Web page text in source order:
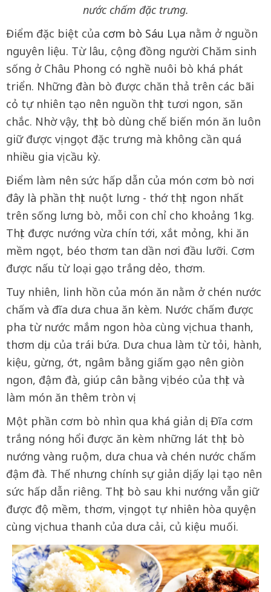
nước chấm đặc trưng.
Điểm đặc biệt của cơm bò Sáu Lụa nằm ở nguồn
nguyên liệu. Từ lâu, cộng đồng người Chăm sinh
sống ở Châu Phong có nghề nuôi bò khá phát
triển. Những đàn bò được chăn thả trên các bãi
cỏ tự nhiên tạo nên nguồn thịt tươi ngon, săn
chắc. Nhờ vậy, thịt bò dùng chế biến món ăn luôn
giữ được vị ngọt đặc trưng mà không cần quá
nhiều gia vị cầu kỳ.
Điểm làm nên sức hấp dẫn của món cơm bò nơi
đây là phần thịt nuột lưng - thớ thịt ngon nhất
trên sống lưng bò, mỗi con chỉ cho khoảng 1kg.
Thịt được nướng vừa chín tới, xắt mỏng, khi ăn
mềm ngọt, béo thơm tan dần nơi đầu lưỡi. Cơm
được nấu từ loại gạo trắng dẻo, thơm.
Tuy nhiên, linh hồn của món ăn nằm ở chén nước
chấm và đĩa dưa chua ăn kèm. Nước chấm được
pha từ nước mắm ngon hòa cùng vị chua thanh,
thơm dịu của trái bứa. Dưa chua làm từ tỏi, hành,
kiệu, gừng, ớt, ngâm bằng giấm gạo nên giòn
ngon, đậm đà, giúp cân bằng vị béo của thịt và
làm món ăn thêm tròn vị.
Một phần cơm bò nhìn qua khá giản dị. Đĩa cơm
trắng nóng hổi được ăn kèm những lát thịt bò
nướng vàng ruộm, dưa chua và chén nước chấm
đậm đà. Thế nhưng chính sự giản dị ấy lại tạo nên
sức hấp dẫn riêng. Thịt bò sau khi nướng vẫn giữ
được độ mềm, thơm, vị ngọt tự nhiên hòa quyện
cùng vị chua thanh của dưa cải, củ kiệu muối.